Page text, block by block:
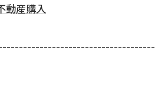
動産購入